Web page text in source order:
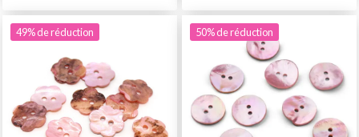
49% de réduction 50% de réduction